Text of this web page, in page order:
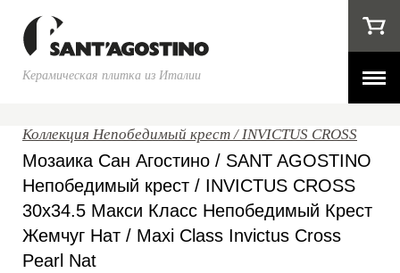
Керамическая плитка из Италии
Коллекция Непобедимый крест / INVICTUS CROSS
Мозаика Сан Агостино / SANT AGOSTINO
Непобедимый крест / INVICTUS CROSS
30x34.5 Макси Класс Непобедимый Крест
Жемчуг Нат / Maxi Class Invictus Cross
Pearl Nat